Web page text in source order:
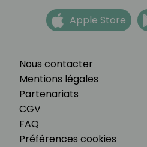
Nous contacter
Mentions légales
Partenariats
CGV
FAQ
Préférences cookies
Apple Store